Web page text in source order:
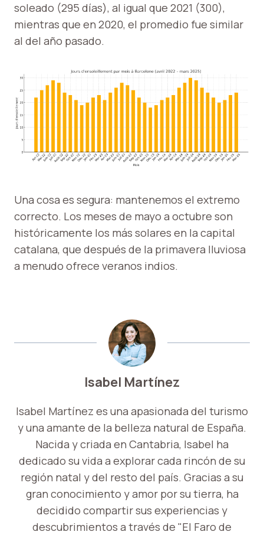
soleado (295 días), al igual que 2021 (300),
mientras que en 2020, el promedio fue similar
al del año pasado.
Una cosa es segura: mantenemos el extremo
correcto. Los meses de mayo a octubre son
históricamente los más solares en la capital
catalana, que después de la primavera lluviosa
a menudo ofrece veranos indios.
Isabel Martínez
Isabel Martínez es una apasionada del turismo
y una amante de la belleza natural de España.
Nacida y criada en Cantabria, Isabel ha
dedicado su vida a explorar cada rincón de su
región natal y del resto del país. Gracias a su
gran conocimiento y amor por su tierra, ha
decidido compartir sus experiencias y
descubrimientos a través de "El Faro de